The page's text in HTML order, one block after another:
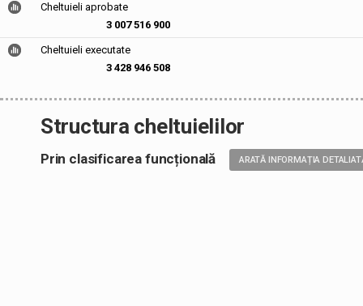
Cheltuieli aprobate
3 007 516 900
Cheltuieli executate
3 428 946 508
Structura cheltuielilor
Prin clasificarea funcțională ARATĂ INFORMAȚIA